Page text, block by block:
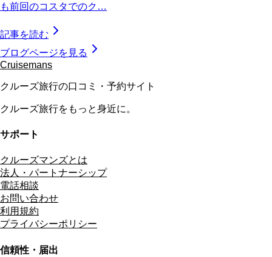
も前回のコスタでのク…
記事を読む
ブログページを見る
Cruisemans
クルーズ旅行の口コミ・予約サイト
クルーズ旅行をもっと身近に。
サポート
クルーズマンズとは
法人・パートナーシップ
電話相談
お問い合わせ
利用規約
プライバシーポリシー
信頼性・届出